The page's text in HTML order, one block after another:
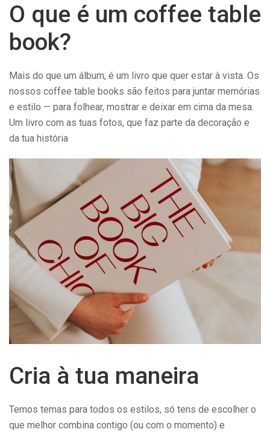
O que é um coffee table
book?
Mais do que um álbum, é um livro que quer estar à vista. Os
nossos coffee table books são feitos para juntar memórias
e estilo — para folhear, mostrar e deixar em cima da mesa.
Um livro com as tuas fotos, que faz parte da decoração e
da tua história
Cria à tua maneira
Temos temas para todos os estilos, só tens de escolher o
que melhor combina contigo (ou com o momento) e